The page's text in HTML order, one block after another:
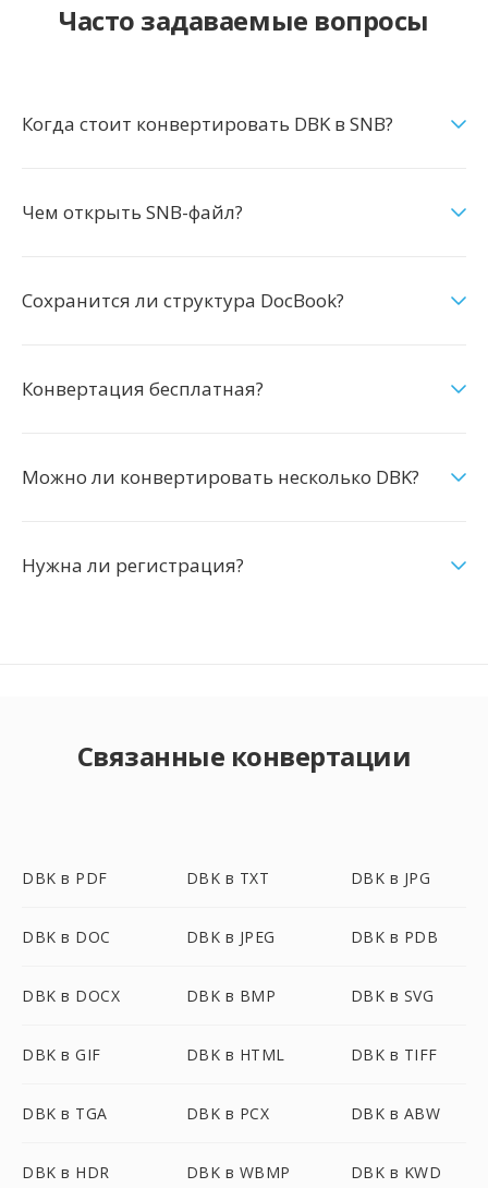
Часто задаваемые вопросы
Когда стоит конвертировать DBK в SNB?
Чем открыть SNB-файл?
Сохранится ли структура DocBook?
Конвертация бесплатная?
Можно ли конвертировать несколько DBK?
Нужна ли регистрация?
Связанные конвертации
DBK в PDF DBK в TXT DBK в JPG
DBK в DOC DBK в JPEG DBK в PDB
DBK в DOCX DBK в BMP DBK в SVG
DBK в GIF DBK в HTML DBK в TIFF
DBK в TGA DBK в PCX DBK в ABW
DBK в HDR DBK в WBMP DBK в KWD